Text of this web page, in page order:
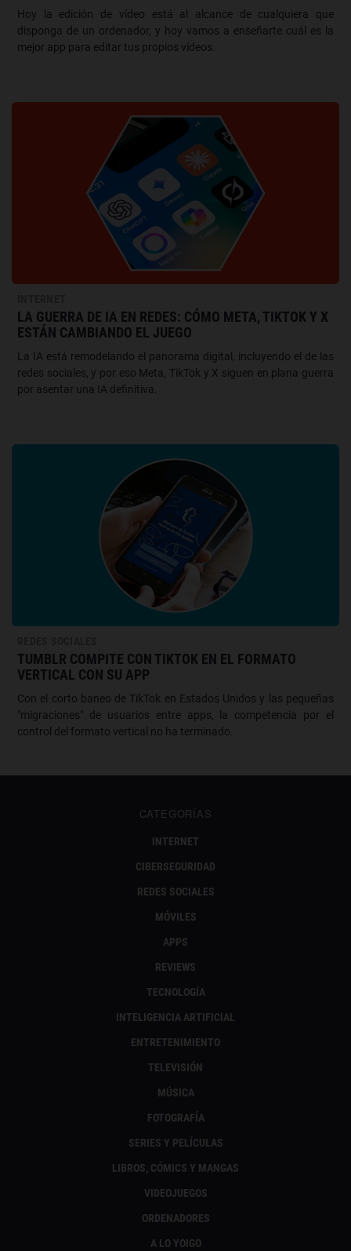
Hoy la edición de vídeo está al alcance de cualquiera que
disponga de un ordenador, y hoy vamos a enseñarte cuál es la
mejor app para editar tus propios vídeos.
LA GUERRA DE IA EN REDES: CÓMO META, TIKTOK Y X
ESTÁN CAMBIANDO EL JUEGO
La IA está remodelando el panorama digital, incluyendo el de las
redes sociales, y por eso Meta, TikTok y X siguen en plana guerra
por asentar una IA definitiva.
TUMBLR COMPITE CON TIKTOK EN EL FORMATO
VERTICAL CON SU APP
Con el corto baneo de TikTok en Estados Unidos y las pequeñas
"migraciones" de usuarios entre apps, la competencia por el
control del formato vertical no ha terminado.
CATEGORÍAS
INTERNET
CIBERSEGURIDAD
REDES SOCIALES
MÓVILES
APPS
REVIEWS
TECNOLOGÍA
INTELIGENCIA ARTIFICIAL
ENTRETENIMIENTO
TELEVISIÓN
MÚSICA
FOTOGRAFÍA
SERIES Y PELÍCULAS
LIBROS, CÓMICS Y MANGAS
VIDEOJUEGOS
ORDENADORES
A LO YOIGO